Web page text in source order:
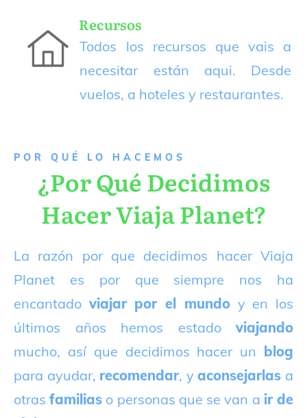
Recursos
Todos los recursos que vais a
necesitar están aqui. Desde
vuelos, a hoteles y restaurantes.
P OR QUÉ LO HACEMOS
¿Por Qué Decidimos
Hacer Viaja Planet?
La razón por que decidimos hacer Viaja
Planet es por que siempre nos ha
encantado viajar por el mundoy en los
últimos años hemos estado viajando
mucho, así que decidimos hacer un blog
para ayudar, recomendar, yaconsejarlas a
otrasfamilias o personas que se van a ir de